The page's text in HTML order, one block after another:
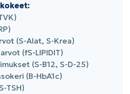
(S-Alat, S-Krea)
(fS-LIPIDIT)
(S-B12, S-D-25)
(B-HbA1c)
TSH)